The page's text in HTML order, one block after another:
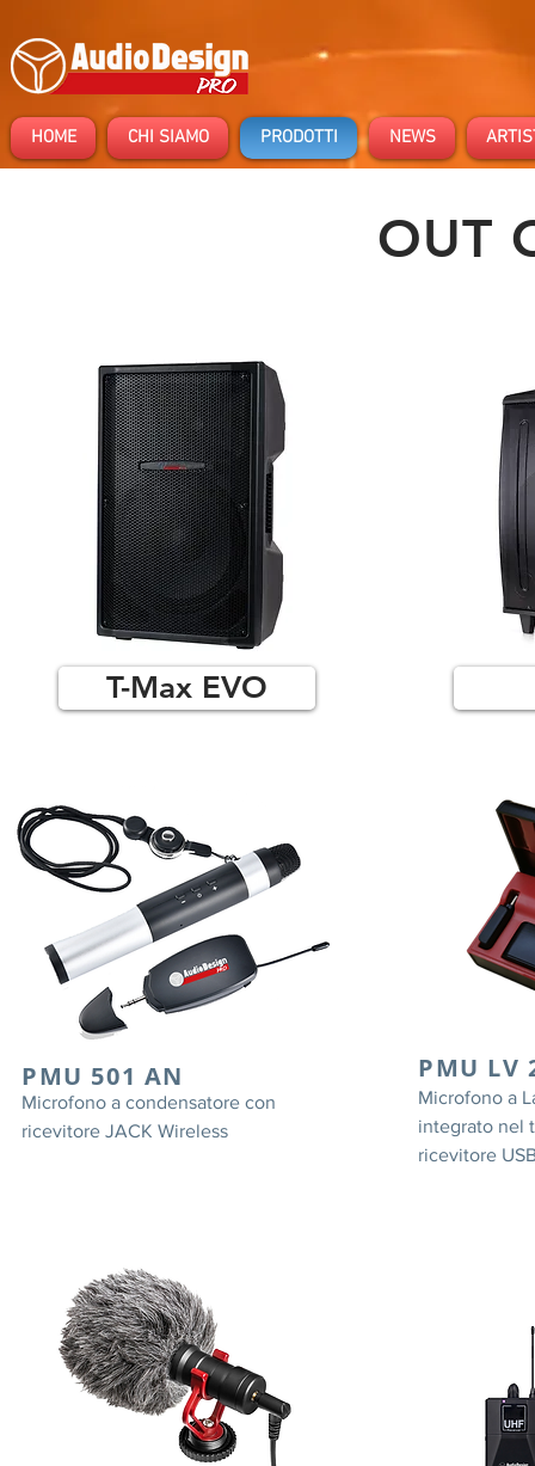
HOME CHI SIAMO PRODOTTI NEWS
OUT
T-Max EVO
PMU 501 AN
Microfono a condensatore con
ricevitore JACK Wireless
PMU LV
Microfono a
integrato nel
ricevitore